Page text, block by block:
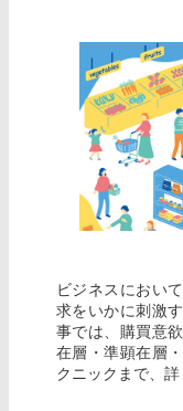
ビジネスにおい
求をいかに刺激
事では、購買意
在層・準顕在層
クニックまで、詳